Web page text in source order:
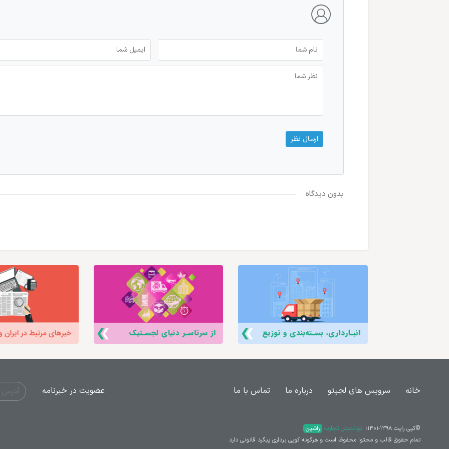
بدون دیدگاه
خانه سرویس های لجیتو درباره ما تماس با ما عضویت در خبرنامه
©کپی رایت ۱۳۹۸-۱۴۰۱؛ ‌ نواندیش تجارت راشین
تمام حقوق قالب و محتوا محفوظ است و هرگونه کوپی برداری پیگرد قانونی دارد